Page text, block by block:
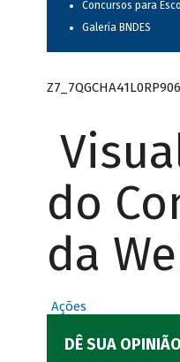
Concursos para
Galeria BNDES
do
da
Ações
DÊ SUA OPINIÃO